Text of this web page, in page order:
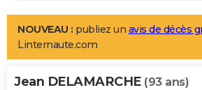
LIFESTYLE
Art de vivre
Bien-être
Loisirs
Mode
Modes de vie
Alimentation
Guide de la santé
Maladies
Médicaments
Sommeil
VOYAGE
NOUVEAU : publiez un avis de décès
Linternaute.com
Jean DELAMARCHE (93 ans)